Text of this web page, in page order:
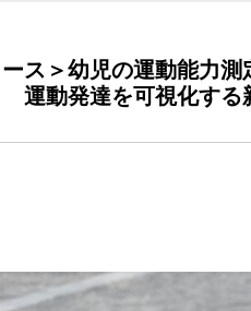
ース＞幼児の運動能力
運動発達を可視化する